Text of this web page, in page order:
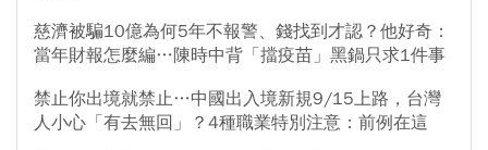
慈濟被騙10億為何5年不報警、錢找到才認？他好奇：
當年財報怎麼編…陳時中背「擋疫苗」黑鍋只求1件事
禁止你出境就禁止…中國出入境新規9/15上路，台灣
人小心「有去無回」？4種職業特別注意：前例在這